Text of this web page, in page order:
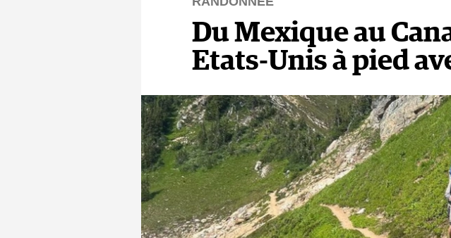
Du Mexique au
Etats-Unis à pied